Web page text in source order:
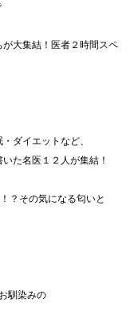
が大集結！医者２時間スペ
ダイエットなど、
た名医１２人が集結！
？その気になる匂いと
馴染みの